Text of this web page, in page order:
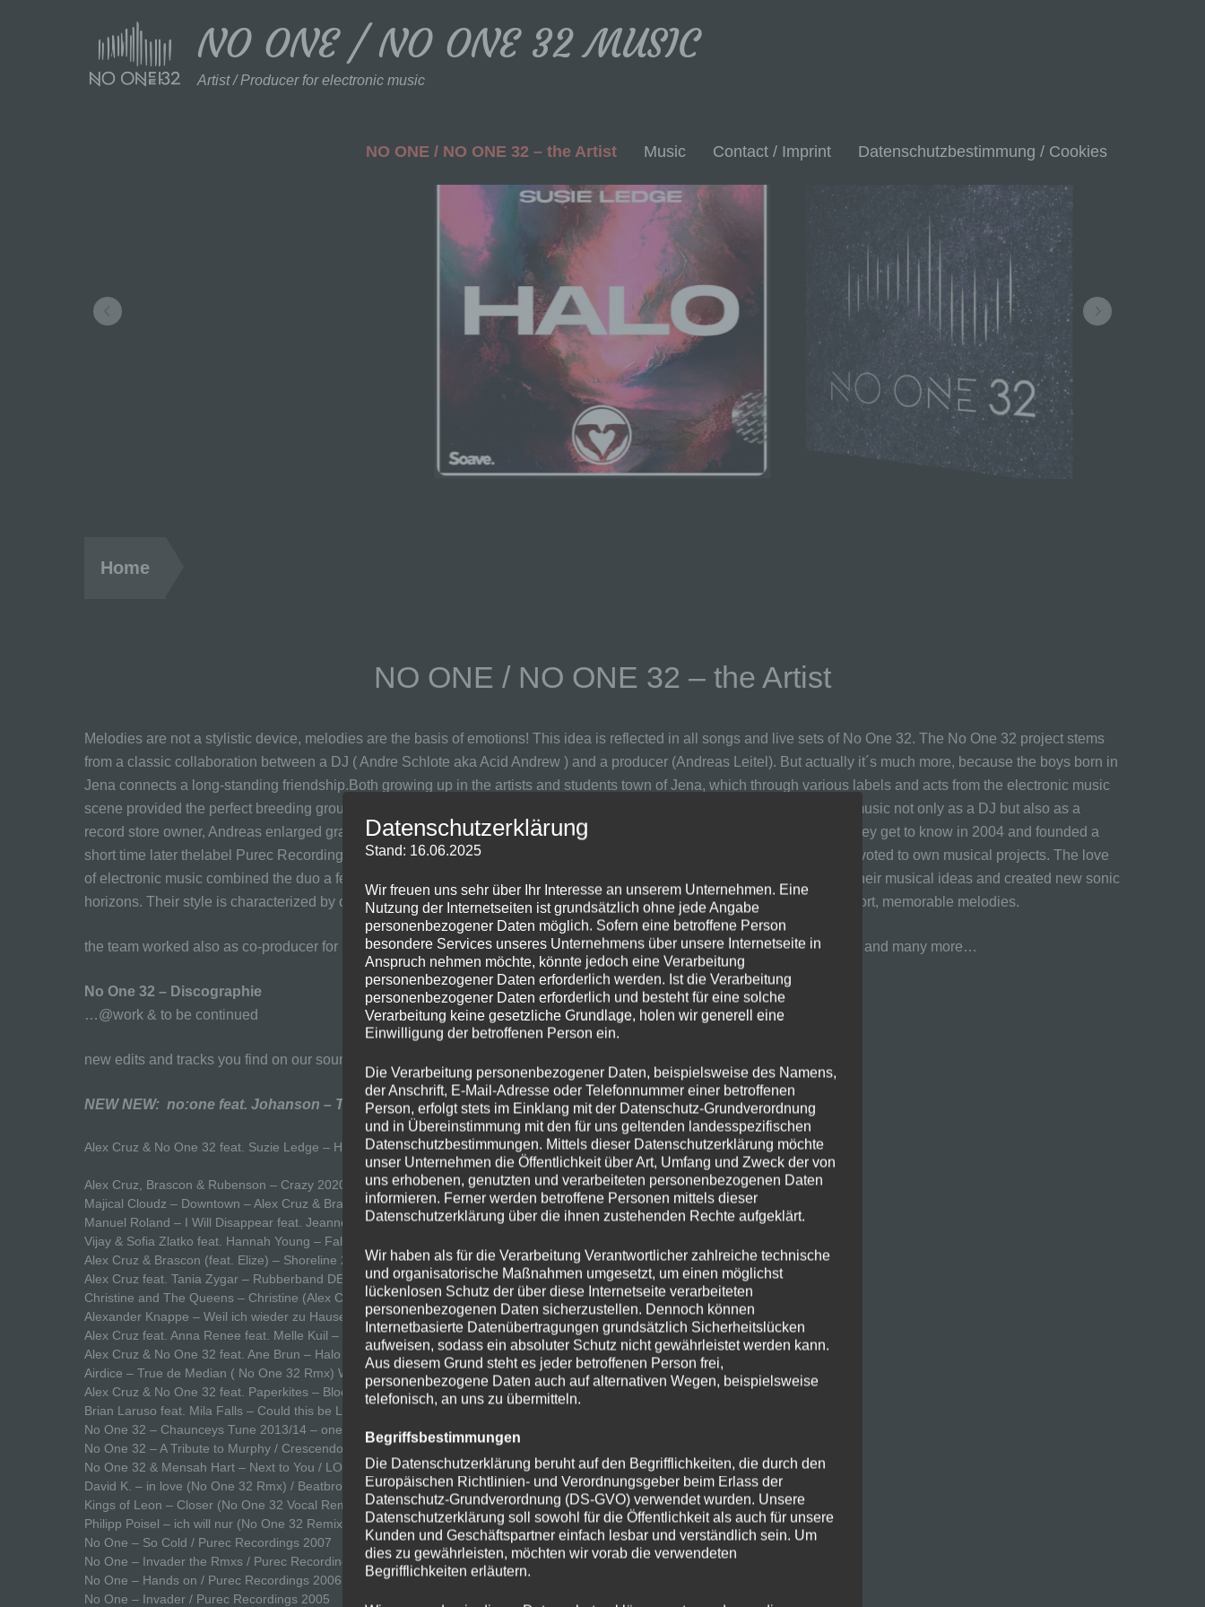
NO ONE / NO ONE 32 MUSIC
Artist / Producer for electronic music
NO ONE / NO ONE 32 – the Artist Music Contact / Imprint Datenschutzbestimmung / Cookies
Home
NO ONE / NO ONE 32 – the Artist
Melodies are not a stylistic device, melodies are the basis of emotions! This idea is reflected in all songs and live sets of No One 32. The No One 32 project stems
from a classic collaboration between a DJ ( Andre Schlote aka Acid Andrew ) and a producer (Andreas Leitel). But actually it´s much more, because the boys born in
Jena connects a long-standing friendship.Both growing up in the artists and students town of Jena, which through various labels and acts from the electronic music
scene provided the perfect breeding ground for young artists already in the 90s.While André fully living out his passion for music not only as a DJ but also as a
record store owner, Andreas enlarged gradually his home studio and published first own tracks. Through common friends they get to know in 2004 and founded a
short time later thelabel Purec Recordings. After some successful vinyl releases, their ways get parted and each of them devoted to own musical projects. The love
of electronic music combined the duo a few years later again. Under the project name No One 32 channelized both artists their musical ideas and created new sonic
horizons. Their style is characterized by clearly structured house beats, expressive areas, emotional chord changes and short, memorable melodies.
the team worked also as co-producer for many electronic projects and artists worldwide, like Alex Cruz, Sebastien, Brascon and many more…
No One 32 – Discographie
…@work & to be continued
new edits and tracks you find on our soundcloud profile:
NEW NEW: no:one feat. Johanson – TRANSHUMANPreview: https://www.noone.promo
Alex Cruz & No One 32 feat. Suzie Ledge – Halo 2024 – SOAVE Records
Alex Cruz, Brascon & Rubenson – Crazy 2020
Majical Cloudz – Downtown – Alex Cruz & Brascon Remix 2018
Manuel Roland – I Will Disappear feat. Jeanne Added (Alex Cruz & Brascon Remix) 2018
Vijay & Sofia Zlatko feat. Hannah Young – Falling Down / No One 32 Remix – EGOMUSIC 2017
Alex Cruz & Brascon (feat. Elize) – Shoreline 2017
Alex Cruz feat. Tania Zygar – Rubberband DEEP&SEXY Records 2017
Christine and The Queens – Christine (Alex Cruz & No One 32 Edit) 2016
Alexander Knappe – Weil ich wieder zu Hause bin (No One 32 Bootleg)
Alex Cruz feat. Anna Renee feat. Melle Kuil – Haunting & Haunting/No One 32 Remix – The Bearded Man (Armada) 2015
Alex Cruz & No One 32 feat. Ane Brun – Halo 2015
Airdice – True de Median ( No One 32 Rmx) WonneMusik 2015
Alex Cruz & No One 32 feat. Paperkites – Bloom 2014
Brian Laruso feat. Mila Falls – Could this be Love ( No One 32 Rmx) Magic Island Rec. 2014
No One 32 – Chaunceys Tune 2013/14 – one track in
Robin Schulz „New York Nights“ Mixtape
No One 32 – A Tribute to Murphy / Crescendo Records 2014
No One 32 & Mensah Hart – Next to You / LORDAG 2014
David K. – in love (No One 32 Rmx) / Beatbrothers 2013
Kings of Leon – Closer (No One 32 Vocal Remix) –Trendmusik Platz 20 Top100 Remixe 2013
Philipp Poisel – ich will nur (No One 32 Remix)
No One – So Cold / Purec Recordings 2007
No One – Invader the Rmxs / Purec Recordings 2006
No One – Hands on / Purec Recordings 2006
No One – Invader / Purec Recordings 2005
Datenschutzerklärung
Stand: 16.06.2025
Wir freuen uns sehr über Ihr Interesse an unserem Unternehmen. Eine
Nutzung der Internetseiten ist grundsätzlich ohne jede Angabe
personenbezogener Daten möglich. Sofern eine betroffene Person
besondere Services unseres Unternehmens über unsere Internetseite in
Anspruch nehmen möchte, könnte jedoch eine Verarbeitung
personenbezogener Daten erforderlich werden. Ist die Verarbeitung
personenbezogener Daten erforderlich und besteht für eine solche
Verarbeitung keine gesetzliche Grundlage, holen wir generell eine
Einwilligung der betroffenen Person ein.
Die Verarbeitung personenbezogener Daten, beispielsweise des Namens,
der Anschrift, E-Mail-Adresse oder Telefonnummer einer betroffenen
Person, erfolgt stets im Einklang mit der Datenschutz-Grundverordnung
und in Übereinstimmung mit den für uns geltenden landesspezifischen
Datenschutzbestimmungen. Mittels dieser Datenschutzerklärung möchte
unser Unternehmen die Öffentlichkeit über Art, Umfang und Zweck der von
uns erhobenen, genutzten und verarbeiteten personenbezogenen Daten
informieren. Ferner werden betroffene Personen mittels dieser
Datenschutzerklärung über die ihnen zustehenden Rechte aufgeklärt.
Wir haben als für die Verarbeitung Verantwortlicher zahlreiche technische
und organisatorische Maßnahmen umgesetzt, um einen möglichst
lückenlosen Schutz der über diese Internetseite verarbeiteten
personenbezogenen Daten sicherzustellen. Dennoch können
Internetbasierte Datenübertragungen grundsätzlich Sicherheitslücken
aufweisen, sodass ein absoluter Schutz nicht gewährleistet werden kann.
Aus diesem Grund steht es jeder betroffenen Person frei,
personenbezogene Daten auch auf alternativen Wegen, beispielsweise
telefonisch, an uns zu übermitteln.
Begriffsbestimmungen
Die Datenschutzerklärung beruht auf den Begrifflichkeiten, die durch den
Europäischen Richtlinien- und Verordnungsgeber beim Erlass der
Datenschutz-Grundverordnung (DS-GVO) verwendet wurden. Unsere
Datenschutzerklärung soll sowohl für die Öffentlichkeit als auch für unsere
Kunden und Geschäftspartner einfach lesbar und verständlich sein. Um
dies zu gewährleisten, möchten wir vorab die verwendeten
Begrifflichkeiten erläutern.